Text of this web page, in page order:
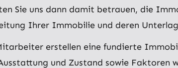
Sie uns dann damit betrauen, die
Ihrer Immobilie und deren
erstellen eine fundierte
und Zustand sowie Faktoren